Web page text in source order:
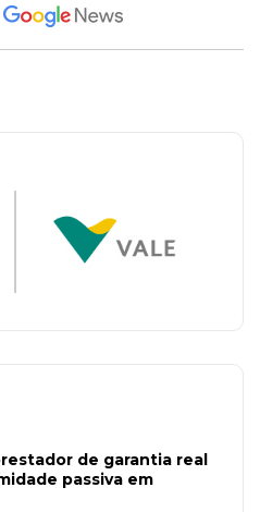
de garantia real
passiva em